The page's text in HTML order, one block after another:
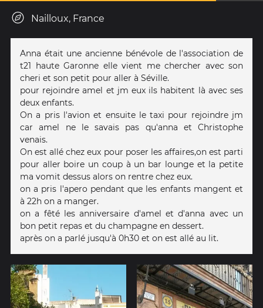
Nailloux, France
Anna était une ancienne bénévole de l'association de
t21 haute Garonne elle vient me chercher avec son
cheri et son petit pour aller à Séville.
pour rejoindre amel et jm eux ils habitent là avec ses
deux enfants.
On a pris l'avion et ensuite le taxi pour rejoindre jm
car amel ne le savais pas qu'anna et Christophe
venais.
On est allé chez eux pour poser les affaires,on est parti
pour aller boire un coup à un bar lounge et la petite
ma vomit dessus alors on rentre chez eux.
on a pris l'apero pendant que les enfants mangent et
à 22h on a manger.
on a fêté les anniversaire d'amel et d'anna avec un
bon petit repas et du champagne en dessert.
après on a parlé jusqu'à 0h30 et on est allé au lit.